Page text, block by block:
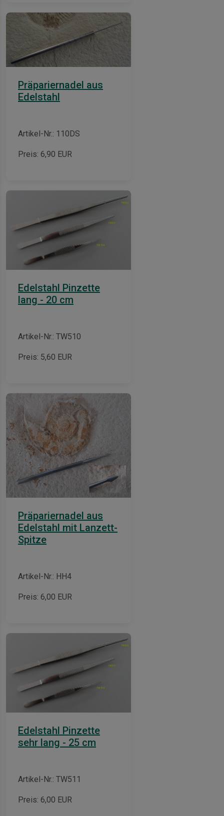
Präpariernadel aus
Edelstahl
Artikel-Nr.: 110DS
Preis: 6,90 EUR
Edelstahl Pinzette
lang - 20 cm
Artikel-Nr.: TW510
Preis: 5,60 EUR
Präpariernadel aus
Edelstahl mit Lanzett-
Spitze
Artikel-Nr.: HH4
Preis: 6,00 EUR
Edelstahl Pinzette
sehr lang - 25 cm
Artikel-Nr.: TW511
Preis: 6,00 EUR